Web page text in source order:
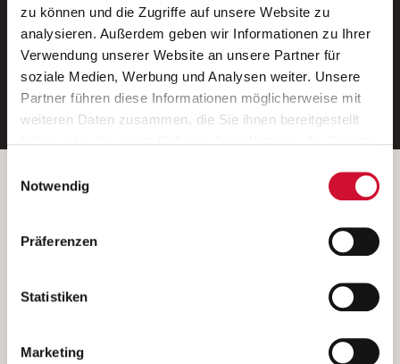
zu können und die Zugriffe auf unsere Website zu
analysieren. Außerdem geben wir Informationen zu Ihrer
Verwendung unserer Website an unsere Partner für
soziale Medien, Werbung und Analysen weiter. Unsere
Partner führen diese Informationen möglicherweise mit
weiteren Daten zusammen, die Sie ihnen bereitgestellt
Wenn Sie auf „Cookies zulassen“ klicken, so stimmen
Sie der Speicherung sämtlicher Cookies zu. Sie können
Ihre Einwilligung selbstverständlich jederzeit widerrufen,
indem Sie die Cookie-Einstellungen aufrufen und diese
unsererDatenschutzerklärung
Notwendig
Präferenzen
Statistiken
Marketing
Ein kostenloser Service von AWO
Jobs.
E-Mail-Adresse eintragen
Betreiber der Webseite
Kantstraße 45a
(Ein Tochterunternehmen des AWO Bezirksverbandes Unterfranken
e.V.)